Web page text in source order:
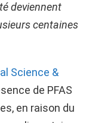
deviennent
centaines
Science &
de PFAS
en raison du